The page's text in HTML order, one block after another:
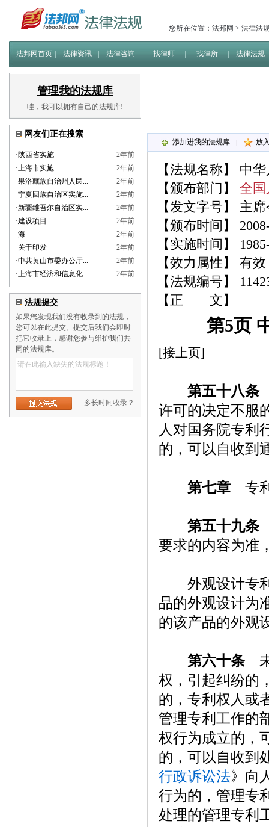
您所在位置： 法邦网 > 法律法
法邦网首页 法律资讯 法律咨询 找律师 找律所 法律法规
管理我的法规库
哇，我可以拥有自己的法规库!
网友们正在搜索
·陕西省实施
2年前
·上海市实施
2年前
·果洛藏族自治州人民...
2年前
·宁夏回族自治区实施...
2年前
·新疆维吾尔自治区实...
2年前
·建设项目
2年前
·海
2年前
·关于印发
2年前
·中共黄山市委办公厅...
2年前
·上海市经济和信息化... 2年前
法规提交
如果您发现我们没有收录到的法规，
您可以在此提交。提交后我们会即时
把它收录上，感谢您参与维护我们共
同的法规库。
多长时间收录？
添加进我的法规库 放
【法规名称】 中华
【颁布部门】 全国
【发文字号】 主
【颁布时间】
【实施时间】
【效力属性】 有效
【法规编号】
【正 文】
第5页
[接上页]
第五十八条
许可的决定不服
人对国务院专利
的，可以自收到
第七章 专
第五十九条
要求的内容为准
外观设计专利
品的外观设计为
的该产品的外观
第六十条
权，引起纠纷的
的，专利权人或
管理专利工作的
权行为成立的，
的，可以自收到
行政诉讼法》向
行为的，管理专
处理的管理专利